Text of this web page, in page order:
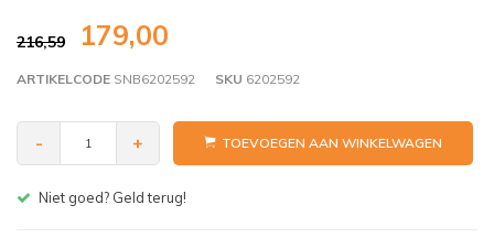
216,59 179,00
ARTIKELCODE SNB6202592 SKU 6202592
- + TOEVOEGEN AAN WINKELWAGEN
Gratis bezorgen v.a. € 150,- (NL)